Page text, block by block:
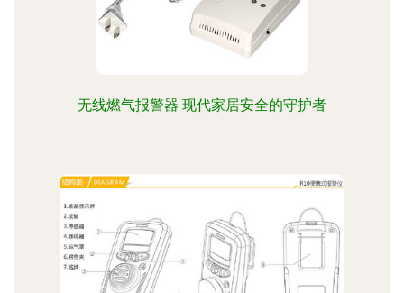
无线燃气报警器 现代家居安全的守护者